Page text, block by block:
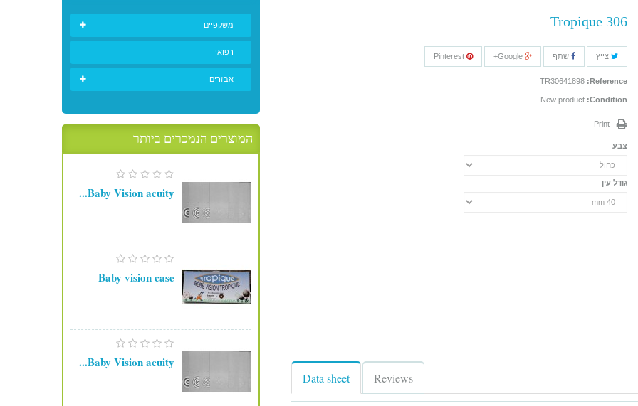
Tropique 306
צייץ שתף Google+
Pinterest
Reference:
TR30641898
Condition:
New product
Print
צבע
גודל עין
Data sheet Reviews
משקפיים
רפואי
אבזרים
המוצרים הנמכרים ביותר
Baby Vision acuity...
Baby vision case
Baby Vision acuity...